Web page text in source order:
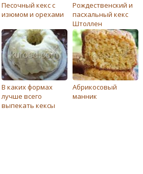
Песочный кекс с
изюмом и орехами
Рождественский и
пасхальный кекс
Штоллен
В каких формах
лучше всего
выпекать кексы
Абрикосовый
манник